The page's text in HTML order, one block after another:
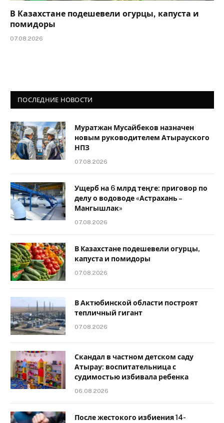
В Казахстане подешевели огурцы, капуста и
помидоры
07.08.2026
ПОСЛЕДНИЕ НОВОСТИ
Муратжан Мусайбеков назначен
новым руководителем Атырауского
НПЗ
07.08.2026
Ущерб на 6 млрд теңге: приговор по
делу о водоводе «Астрахань –
Мангышлак»
07.08.2026
В Казахстане подешевели огурцы,
капуста и помидоры
07.08.2026
В Актюбинской области построят
тепличный гигант
07.08.2026
Скандал в частном детском саду
Атырау: воспитательница с
судимостью избивала ребенка
06.08.2026
После жестокого избиения 14-